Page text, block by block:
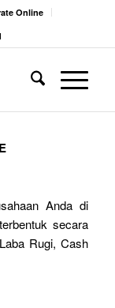
Online
Anda di
secara
Rugi, Cash